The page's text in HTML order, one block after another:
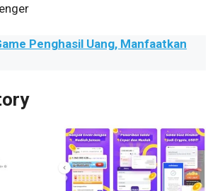
Penghasil Uang, Manfaatkan